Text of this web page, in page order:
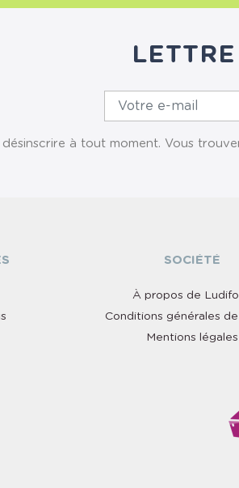
à tout moment. Vous
SOCIÉTÉ
À propos de
Conditions générales
Mentions légales